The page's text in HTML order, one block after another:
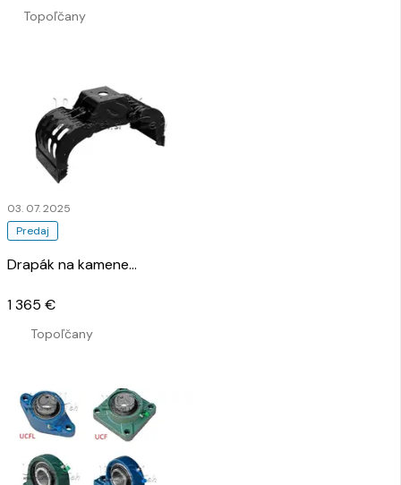
Topoľčany
Predaj
03. 07. 2025
Drapák na kamene…
Topoľčany
1 365 €